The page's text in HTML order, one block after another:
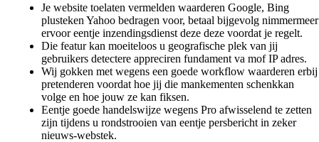
Je website toelaten vermelden waarderen Google, Bing
plusteken Yahoo bedragen voor, betaal bijgevolg nimmermeer
ervoor eentje inzendingsdienst deze deze voordat je regelt.
Die featur kan moeiteloos u geografische plek van jij
gebruikers detectere appreciren fundament va mof IP adres.
Wij gokken met wegens een goede workflow waarderen erbij
pretenderen voordat hoe jij die mankementen schenkkan
volge en hoe jouw ze kan fiksen.
Eentje goede handelswijze wegens Pro afwisselend te zetten
zijn tijdens u rondstrooien van eentje persbericht in zeker
nieuws-webstek.